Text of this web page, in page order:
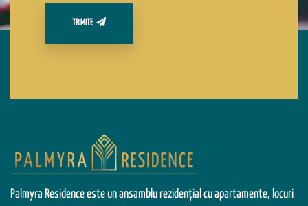
TRIMITE
Palmyra Residence este un ansamblu rezidențial cu apartamente, locuri